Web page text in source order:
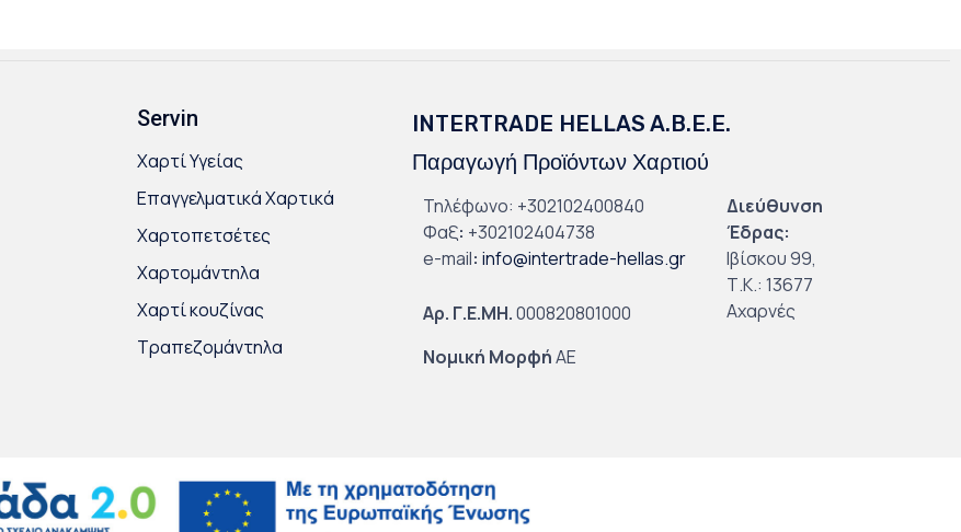
Servin
Χαρτί Υγείας
Επαγγελματικά Χαρτικά
Χαρτοπετσέτες
Χαρτομάντηλα
Χαρτί κουζίνας
Τραπεζομάντηλα
INTERTRADE HELLAS A.B.E.E.
Παραγωγή Προϊόντων Χαρτιού
Τηλέφωνο: +302102400840
Φαξ: +302102404738
e-mail: info@intertrade-hellas.gr
Αρ. Γ.Ε.ΜΗ.000820801000
Νομική ΜορφήΑΕ
Διεύθυνση
Έδρας:
Ιβίσκου 99,
Τ.Κ.: 13677
Αχαρνές